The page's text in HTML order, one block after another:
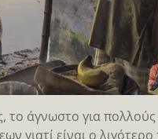
το άγνωστο για
γιατί είναι ο